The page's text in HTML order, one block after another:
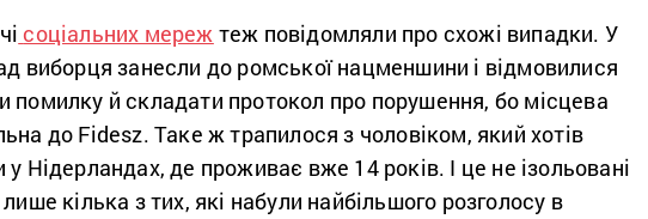
соціальних мереж теж повідомляли про схожі випадки. У
виборця занесли до ромської нацменшини і відмовилися
помилку й складати протокол про порушення, бо місцева
до Fidesz. Таке ж трапилося з чоловіком, який хотів
у Нідерландах, де проживає вже 14 років. І це не ізольовані
кілька з тих, які набули найбільшого розголосу в